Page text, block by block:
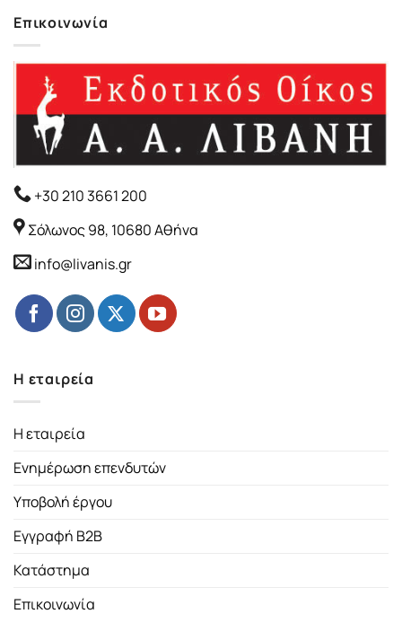
Επικοινωνία
+30 210 3661 200
Σόλωνος 98, 10680 Αθήνα
info@livanis.gr
Η εταιρεία
Η εταιρεία
Ενημέρωση επενδυτών
Υποβολή έργου
Εγγραφή B2B
Κατάστημα
Επικοινωνία